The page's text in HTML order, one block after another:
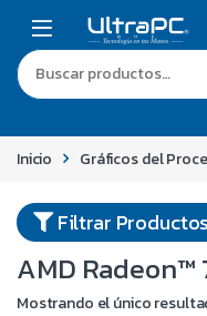
Inicio Gráficos del
Filtrar
AMD Radeon™
Mostrando el único